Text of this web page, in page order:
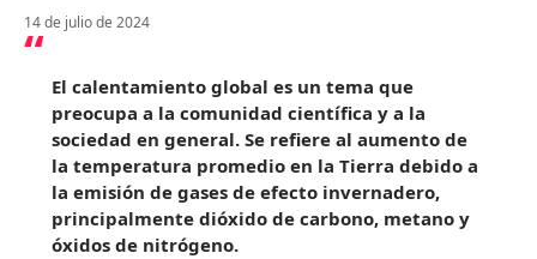
14 de julio de 2024
El calentamiento global es un tema que
preocupa a la comunidad científica y a la
sociedad en general. Se refiere al aumento de
la temperatura promedio en la Tierra debido a
la emisión de gases de efecto invernadero,
principalmente dióxido de carbono, metano y
óxidos de nitrógeno.